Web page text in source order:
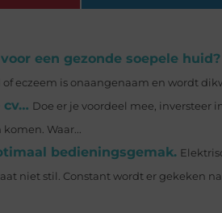
een gezonde soepele huid?
eczeem is onaangenaam en wordt
cv… Doe er je voordeel mee, inversteer
Waar...
bedieningsgemak.
niet stil. Constant wordt er gekeken